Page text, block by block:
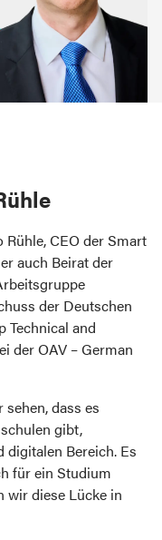
CEO der Smart
auch Beirat der
der Deutschen
Technical and
der OAV – German
dass es
gibt,
digitalen Bereich. Es
für ein Studium
wir diese Lücke in